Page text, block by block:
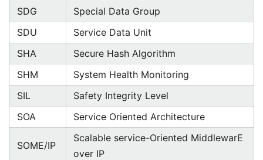
SDG
Special Data Group
SDU
Service Data Unit
SHA
Secure Hash Algorithm
SHM
System Health Monitoring
SIL
Safety Integrity Level
SOA
Service Oriented Architecture
SOME/IP
Scalable service-Oriented MiddlewarE
over IP